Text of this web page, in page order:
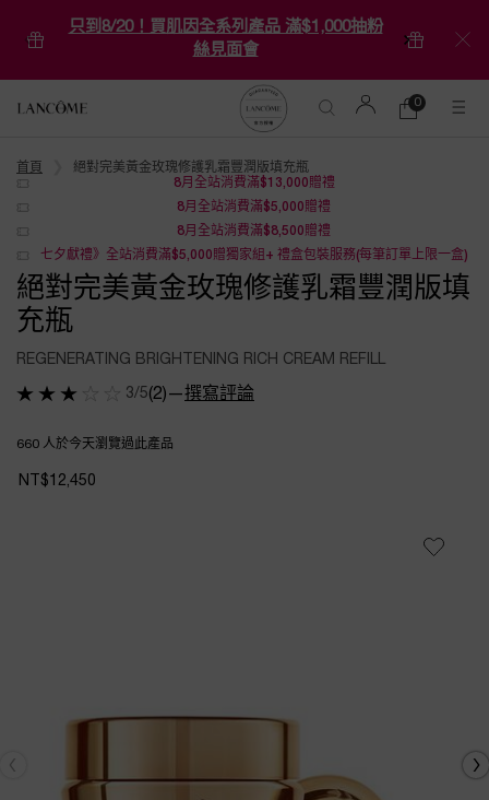
只到8/20！買肌因全系列產品 滿$1,000抽粉
絲見面會
購
0
0 product in
首頁
絕對完美黃金玫瑰修護乳霜豐潤版填充瓶
8月全站消費滿$13,000贈禮
8月全站消費滿$5,000贈禮
8月全站消費滿$8,500贈禮
七夕獻禮》全站消費滿$5,000贈獨家組+ 禮盒包裝服務(每筆訂單上限一盒)
絕對完美黃金玫瑰修護乳霜豐潤版填
充瓶
REGENERATING BRIGHTENING RICH CREAM REFILL
3/5(2) —撰寫評論
660 人於今天瀏覽過此產品
NT$12,450